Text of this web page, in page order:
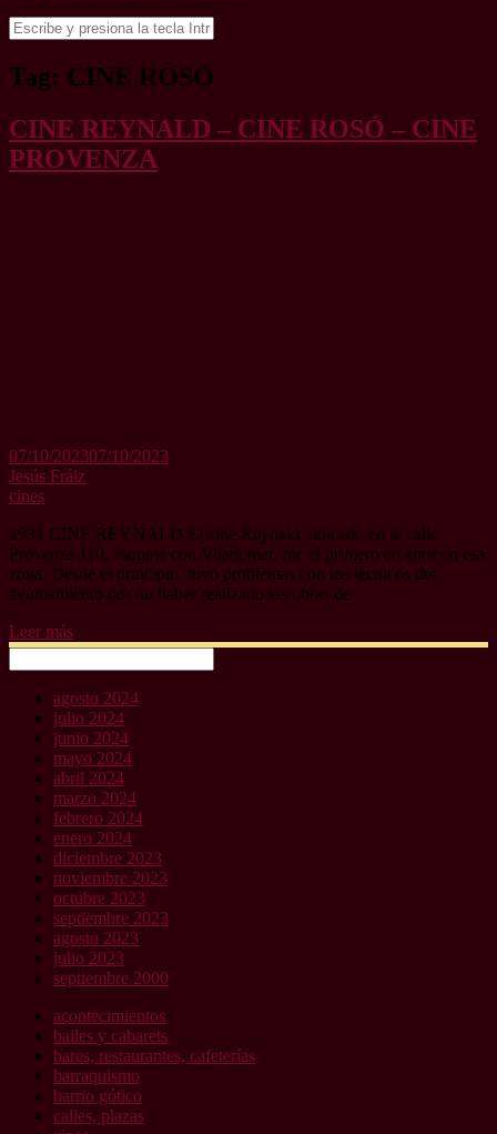
Buscar:
Tag: CINE ROSÓ
CINE REYNALD – CINE ROSÓ – CINE
PROVENZA
07/10/202307/10/2023
Jesús Fráiz
cines
1931 CINE REYNALD El cine Reynald, ubicado en la calle
Provenza 110, esquina con Viladomat, fue el primero en abrir en esa
zona. Desde el principio, tuvo problemas con los técnicos del
ayuntamiento por no haber realizado las obras de
Leer más
agosto 2024
julio 2024
junio 2024
mayo 2024
abril 2024
marzo 2024
febrero 2024
enero 2024
diciembre 2023
noviembre 2023
octubre 2023
septiembre 2023
agosto 2023
julio 2023
septiembre 2000
acontecimientos
bailes y cabarets
bares, restaurantes, cafeterías
barraquismo
barrio gótico
calles, plazas